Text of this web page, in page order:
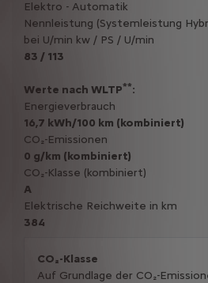
Elektro - Automatik
Nennleistung (Systemleistung
bei U/min kw / PS / U/min
83 / 113
Werte nach WLTP**:
Energieverbrauch
16,7 kWh/100 km (kombiniert)
CO₂-Emissionen
0 g/km (kombiniert)
CO₂-Klasse (kombiniert)
A
Elektrische Reichweite in km
384
CO₂-Klasse
Auf Grundlage der CO₂-